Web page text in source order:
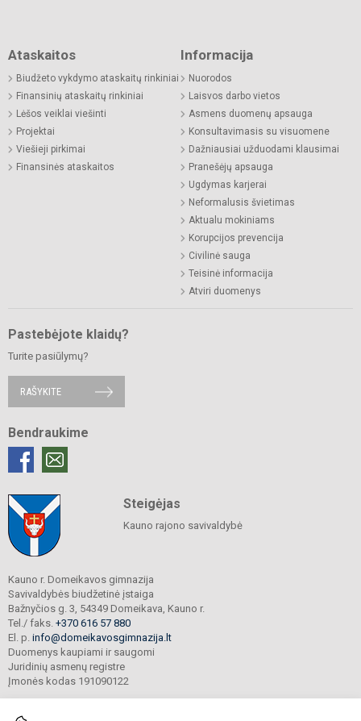
Ataskaitos
Biudžeto vykdymo ataskaitų rinkiniai
Finansinių ataskaitų rinkiniai
Lėšos veiklai viešinti
Projektai
Viešieji pirkimai
Finansinės ataskaitos
Informacija
Nuorodos
Laisvos darbo vietos
Asmens duomenų apsauga
Konsultavimasis su visuomene
Dažniausiai užduodami klausimai
Pranešėjų apsauga
Ugdymas karjerai
Neformalusis švietimas
Aktualu mokiniams
Korupcijos prevencija
Civilinė sauga
Teisinė informacija
Atviri duomenys
Pastebėjote klaidų?
Turite pasiūlymų?
RAŠYKITE
Bendraukime
Steigėjas
Kauno rajono savivaldybė
Kauno r. Domeikavos gimnazija
Savivaldybės biudžetinė įstaiga
Bažnyčios g. 3, 54349 Domeikava, Kauno r.
Tel./ faks. +370 616 57 880
El. p. info@domeikavosgimnazija.lt
Duomenys kaupiami ir saugomi
Juridinių asmenų registre
Įmonės kodas 191090122